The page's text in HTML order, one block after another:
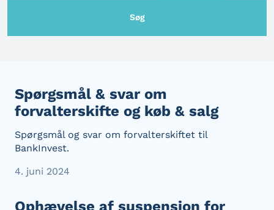
Søg
Spørgsmål & svar om
forvalterskifte og køb & salg
Spørgsmål og svar om forvalterskiftet til
BankInvest.
4. juni 2024
Ophævelse af suspension for